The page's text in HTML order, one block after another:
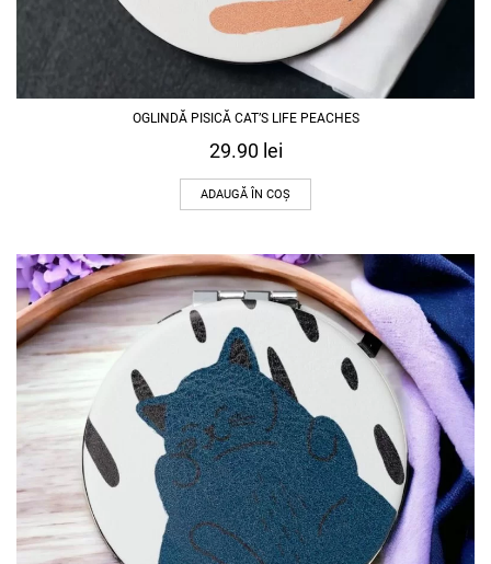
OGLINDĂ PISICĂ CAT’S LIFE PEACHES
29.90 lei
ADAUGĂ ÎN COȘ